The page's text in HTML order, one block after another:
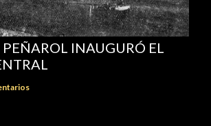
PEÑAROL INAUGURÓ EL